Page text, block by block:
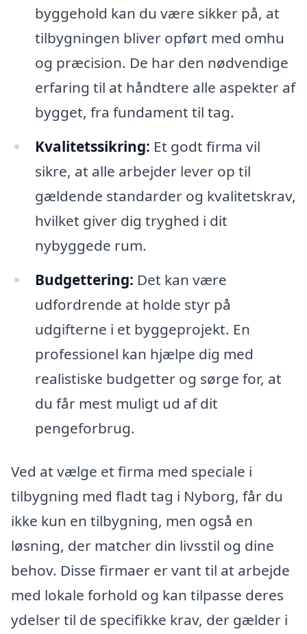
byggehold kan du være sikker på, at
tilbygningen bliver opført med omhu
og præcision. De har den nødvendige
erfaring til at håndtere alle aspekter af
bygget, fra fundament til tag.
Kvalitetssikring: Et godt firma vil
sikre, at alle arbejder lever op til
gældende standarder og kvalitetskrav,
hvilket giver dig tryghed i dit
nybyggede rum.
Budgettering: Det kan være
udfordrende at holde styr på
udgifterne i et byggeprojekt. En
professionel kan hjælpe dig med
realistiske budgetter og sørge for, at
du får mest muligt ud af dit
pengeforbrug.
Ved at vælge et firma med speciale i
tilbygning med fladt tag i Nyborg, får du
ikke kun en tilbygning, men også en
løsning, der matcher din livsstil og dine
behov. Disse firmaer er vant til at arbejde
med lokale forhold og kan tilpasse deres
ydelser til de specifikke krav, der gælder i